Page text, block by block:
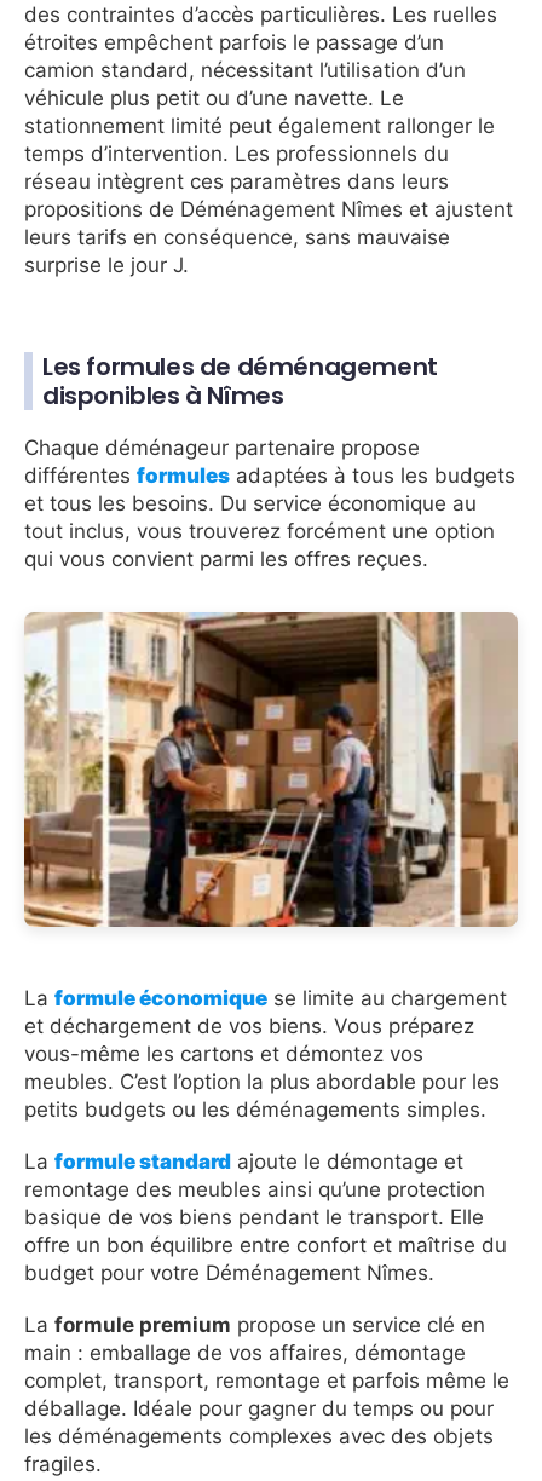
des contraintes d’accès particulières. Les ruelles
étroites empêchent parfois le passage d’un
camion standard, nécessitant l’utilisation d’un
véhicule plus petit ou d’une navette. Le
stationnement limité peut également rallonger le
temps d’intervention. Les professionnels du
réseau intègrent ces paramètres dans leurs
propositions de Déménagement Nîmes et ajustent
leurs tarifs en conséquence, sans mauvaise
surprise le jour J.
Les formules de déménagement
disponibles à Nîmes
Chaque déménageur partenaire propose
différentes formules adaptées à tous les budgets
et tous les besoins. Du service économique au
tout inclus, vous trouverez forcément une option
qui vous convient parmi les offres reçues.
La formule économique se limite au chargement
et déchargement de vos biens. Vous préparez
vous-même les cartons et démontez vos
meubles. C’est l’option la plus abordable pour les
petits budgets ou les déménagements simples.
La formule standard ajoute le démontage et
remontage des meubles ainsi qu’une protection
basique de vos biens pendant le transport. Elle
offre un bon équilibre entre confort et maîtrise du
budget pour votre Déménagement Nîmes.
La formule premium propose un service clé en
main : emballage de vos affaires, démontage
complet, transport, remontage et parfois même le
déballage. Idéale pour gagner du temps ou pour
les déménagements complexes avec des objets
fragiles.